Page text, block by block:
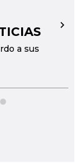
a sus
→